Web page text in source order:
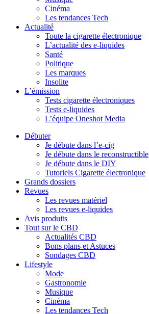
Cinéma
Les tendances Tech
Actualité
Toute la cigarette électronique
L’actualité des e-liquides
Santé
Politique
Les marques
Insolite
L’émission
Tests cigarette électroniques
Tests e-liquides
L’équipe Oneshot Media
Débuter
Je débute dans l’e-cig
Je débute dans le reconstructible
Je débute dans le DIY
Tutoriels Cigarette électronique
Grands dossiers
Revues
Les revues matériel
Les revues e-liquides
Avis produits
Tout sur le CBD
Actualités CBD
Bons plans et Astuces
Sondages CBD
Lifestyle
Mode
Gastronomie
Musique
Cinéma
Les tendances Tech